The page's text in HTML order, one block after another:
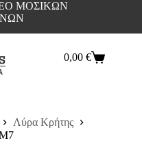
ΜΟΣΙΚΩΝ
0,00€
Λύρα Κρήτης